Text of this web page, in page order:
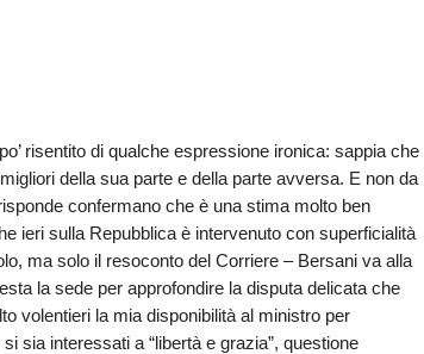
risentito di qualche espressione ironica: sappia che
della sua parte e della parte avversa. E non da
confermano che è una stima molto ben
ieri sulla Repubblica è intervenuto con superficialità
ma solo il resoconto del Corriere – Bersani va alla
la sede per approfondire la disputa delicata che
volentieri la mia disponibilità al ministro per
sia interessati a “libertà e grazia”, questione